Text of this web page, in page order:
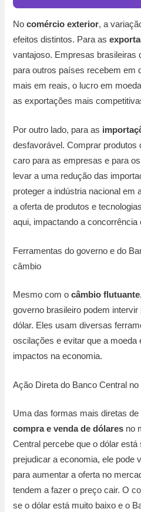
Nocomércio exterior, a
efeitos distintos. Para as
vantajoso. Empresas brasileiras
para outros países recebem em
mais em reais, o lucro em
as exportações mais
Por outro lado, para as
desfavorável. Comprar produtos
caro para as empresas e para
levar a uma redução das
proteger a indústria nacional em
a oferta de produtos e
aqui, impactando a concorrência
Ferramentas do governo e do
câmbio
Mesmo com ocâmbio flutuante
governo brasileiro podem
dólar. Eles usam diversas
oscilações e evitar que a moeda
impactos na economia.
Ação Direta do Banco Central
Uma das formas mais diretas
compra e venda de dólares no
Central percebe que o dólar
prejudicar a economia, ele pode
para aumentar a oferta no
tendem a fazer o preço cair. O
se o dólar está muito baixo e o